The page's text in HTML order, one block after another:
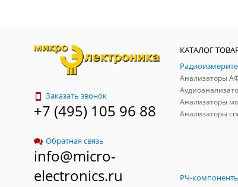
Заказать звонок
+7 (495) 105 96 88
Обратная связь
info@micro-
electronics.ru
КАТАЛОГ
Анализаторы
Анализаторы
Анализаторы